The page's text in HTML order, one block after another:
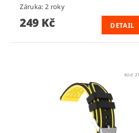
Záruka: 2 roky
249 Kč DETAIL
Kód: